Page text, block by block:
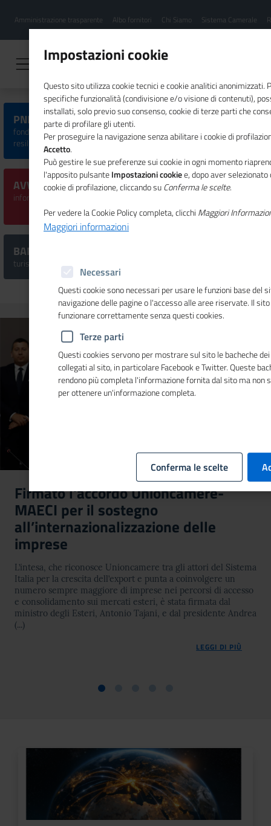
contenuto
Menu
hamburgher
Amministrazione trasparente Albo fornitori Chi Siamo Sistema Camerale
PNRR, SISTEMA CAMERALE E IMPRESE
fondi, iniziative ed eventi dedicati al Piano nazionale di ripresa e
resilienza
AVVISI CERTIFICAZIONE PARITÀ DI GENERE
informazioni per PMI, organismi di certificazione ed esperti
BANDI SISMA B2
turismo cultura sport e inclusione
Firmato l'accordo Unioncamere-
MAECI per il sostegno
all’internazionalizzazione delle
imprese
L’intesa, che riconosce Unioncamere tra gli attori del Sistema
Italia per la crescita dell’export e punta a coinvolgere un
numero sempre maggiore di imprese nei percorsi di accesso
e consolidamento sui mercati esteri, è stata firmata dal
ministro degli Esteri, Antonio Tajani, e dal presidente Andrea
(...)
LEGGI DI PIÙ
Impostazioni cookie
Questo sito utilizza cookie tecnici e cookie analitici anonimizzati.
specifiche funzionalità (condivisione e/o visione di contenuti),
installati, solo previo suo consenso, cookie di terze parti che
parte di profilare gli utenti.
Per proseguire la navigazione senza abilitare i cookie di
Accetto.
Può gestire le sue preferenze sui cookie in ogni momento
l'apposito pulsanteImpostazioni cookiee, dopo aver
cookie di profilazione, cliccando suConferma le scelte.
Per vedere la Cookie Policy completa, clicchi Maggiori
Maggiori informazioni
Necessari
Questi cookie sono necessari per usare le funzioni base del
navigazione delle pagine o l'accesso alle aree riservate. Il
funzionare correttamente senza questi cookies.
Terze parti
Questi cookies servono per mostrare sul sito le bacheche
collegati al sito, in particolare Facebook e Twitter. Queste
rendono più completa l'informazione fornita dal sito ma non
per ottenere un'informazione completa.
Conferma le scelte